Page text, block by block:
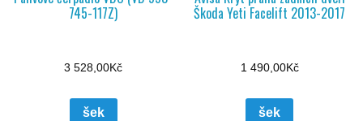
745-117Z)
3 528,00Kč
šek
Škoda Yeti Facelift 2013-2017
1 490,00Kč
šek